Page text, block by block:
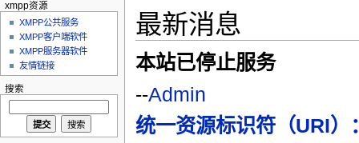
最新消息
本站已停止服务
--Admin
统一资源标识符（URI）
xmpp资源
XMPP公共服务
XMPP客户端软件
XMPP服务器软件
友情链接
搜索